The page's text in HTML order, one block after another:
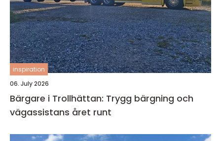
inspiration
06. July 2026
Bärgare i Trollhättan: Trygg bärgning och
vägassistans året runt